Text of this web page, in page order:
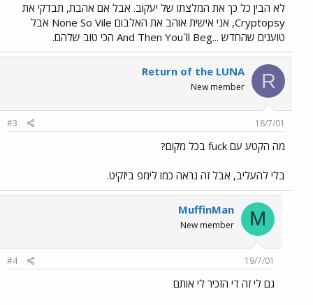
לא הבין כל כך את המלצתו של יעקוב. אבל אם אהבת, תבדקי את
Cryptopsy, אני אישית אוהב את האלבום None So Vile אבל
טוענים שהחדש ...And Then You`ll Beg הכי טוב שלהם.
R
Return of the LUNA
New member
18/7/01
#3
מה הקטע עם fuck בכל מקום?
בלי להעליב, אבל זה נראה כמו לימפ ביזקיט.
M
MuffinMan
New member
19/7/01
#4
גם לי זה די הזכיר לי אותם